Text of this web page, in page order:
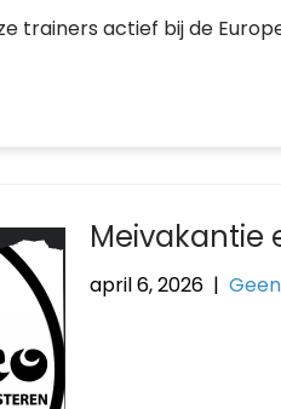
trainers actief bij de
Meivakantie
april 6, 2026 |